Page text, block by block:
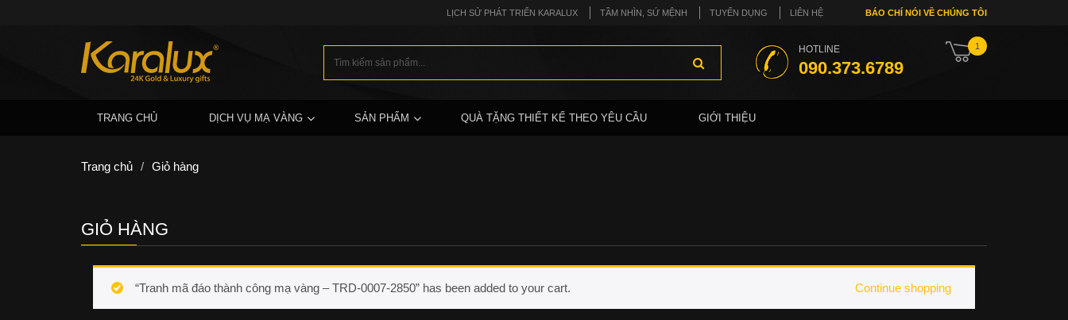
LỊCH SỬ PHÁT TRIỂN KARALUX TẦM NHÌN, SỨ MỆNH TUYỂN DỤNG LIÊN HỆ BÁO CHÍ NÓI VỀ CHÚNG TÔI
HOTLINE
090.373.6789
1
TRANG CHỦ DỊCH VỤ MẠ VÀNG SẢN PHẨM QUÀ TẶNG THIẾT KẾ THEO YÊU CẦU GIỚI THIỆU
Trang chủ / Giỏ hàng
GIỎ HÀNG
Continue shopping
“Tranh mã đáo thành công mạ vàng – TRD-0007-2850” has been added to your cart.